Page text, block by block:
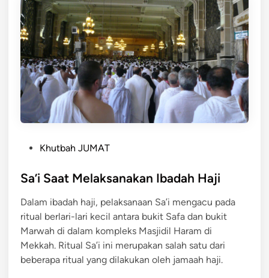
s
e
d
i
n
Khutbah JUMAT
Sa’i Saat Melaksanakan Ibadah Haji
Dalam ibadah haji, pelaksanaan Sa’i mengacu pada
ritual berlari-lari kecil antara bukit Safa dan bukit
Marwah di dalam kompleks Masjidil Haram di
Mekkah. Ritual Sa’i ini merupakan salah satu dari
beberapa ritual yang dilakukan oleh jamaah haji.